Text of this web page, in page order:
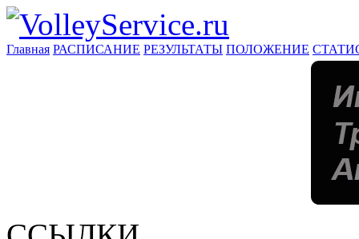
Главная РАСПИСАНИЕ РЕЗУЛЬТАТЫ ПОЛОЖЕНИЕ